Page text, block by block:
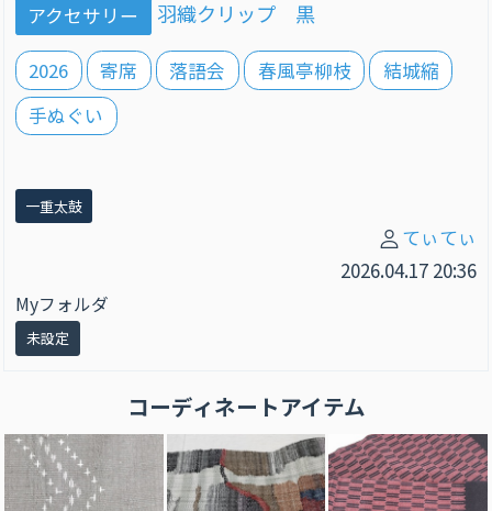
アクセサリー 羽織クリップ 黒
2026 寄席 落語会 春風亭柳枝
結城縮
手ぬぐい
一重太鼓
てぃてぃ
2026.04.17 20:36
Myフォルダ
未設定
コーディネートアイテム